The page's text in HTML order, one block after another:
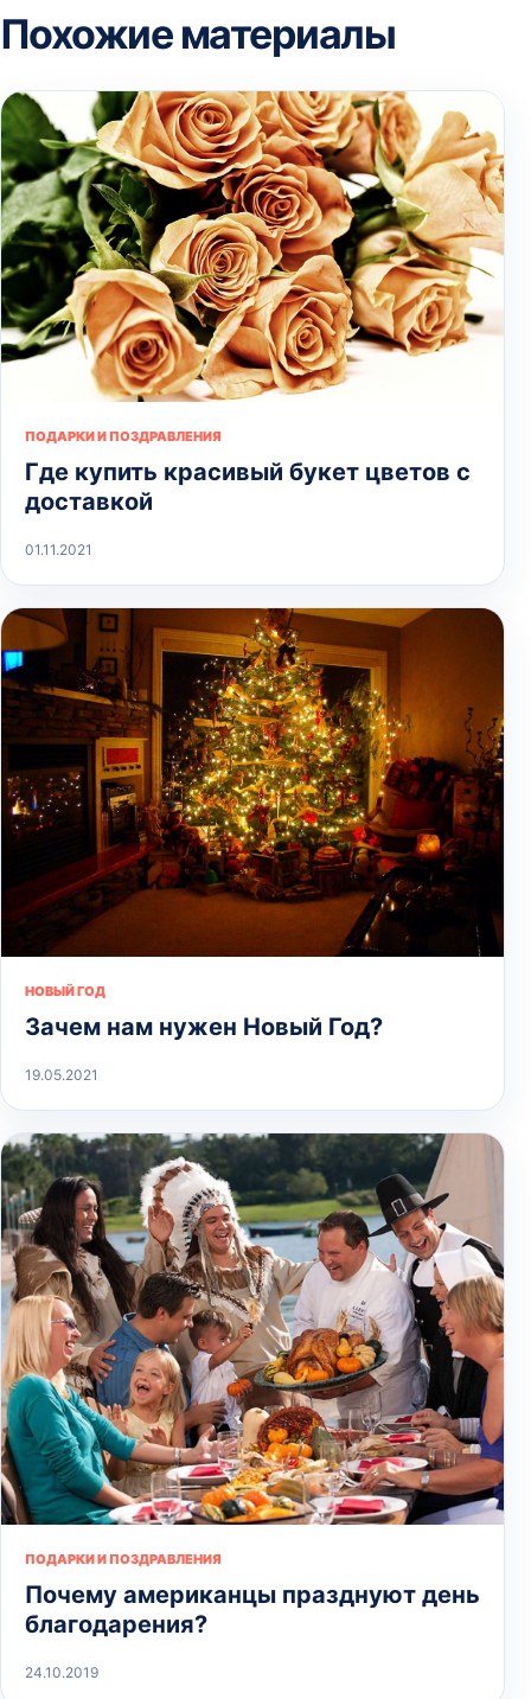
Похожие материалы
ПОДАРКИ И ПОЗДРАВЛЕНИЯ
Где купить красивый букет цветов с
доставкой
01.11.2021
НОВЫЙ ГОД
Зачем нам нужен Новый Год?
19.05.2021
ПОДАРКИ И ПОЗДРАВЛЕНИЯ
Почему американцы празднуют день
благодарения?
24.10.2019